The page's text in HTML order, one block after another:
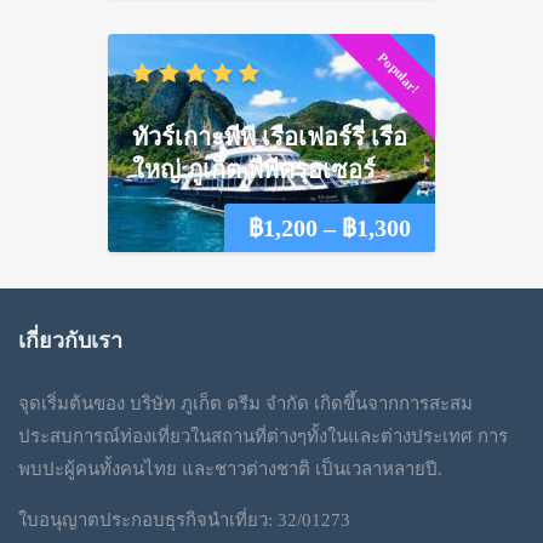
฿1,650
through
฿2,250
Popular!
฿1,200 – ฿1,300Price
ทัวร์เกาะพีพี เรือเฟอร์รี่ เรือ
ใหญ่ ภูเก็ต พีพีครุยเซอร์
เกี่ยวกับเรา
จุดเริ่มต้นของ บริษัท ภูเก็ต ดรีม จำกัด เกิดขึ้นจากการสะสม
ประสบการณ์ท่องเที่ยวในสถานที่ต่างๆทั้งในและต่างประเทศ การ
พบปะผู้คนทั้งคนไทย และชาวต่างชาติ เป็นเวลาหลายปี.
ใบอนุญาตประกอบธุรกิจนำเที่ยว: 32/01273